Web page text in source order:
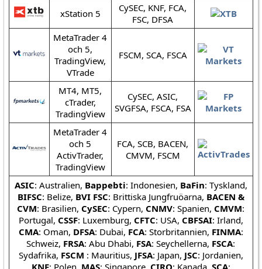
xStation 5
CySEC, KNF, FCA,
FSC, DFSA
MetaTrader 4
och 5,
TradingView,
VTrade
FSCM, SCA, FSCA
MT4, MT5,
cTrader,
TradingView
CySEC, ASIC,
SVGFSA, FSCA, FSA
MetaTrader 4
och 5
ActivTrader,
TradingView
FCA, SCB, BACEN,
CMVM, FSCM
ASIC: Australien, Bappebti: Indonesien, BaFin: Tyskland,
BIFSC: Belize, BVI FSC: Brittiska Jungfruöarna, BACEN &
CVM: Brasilien, CySEC: Cypern, CNMV: Spanien, CMVM:
Portugal, CSSF: Luxemburg, CFTC: USA, CBFSAI: Irland,
CMA: Oman, DFSA: Dubai, FCA: Storbritannien, FINMA:
Schweiz, FRSA: Abu Dhabi, FSA: Seychellerna, FSCA:
Sydafrika, FSCM : Mauritius, JFSA: Japan, JSC: Jordanien,
KNF: Polen, MAS: Singapore, CIRO: Kanada, SCA: